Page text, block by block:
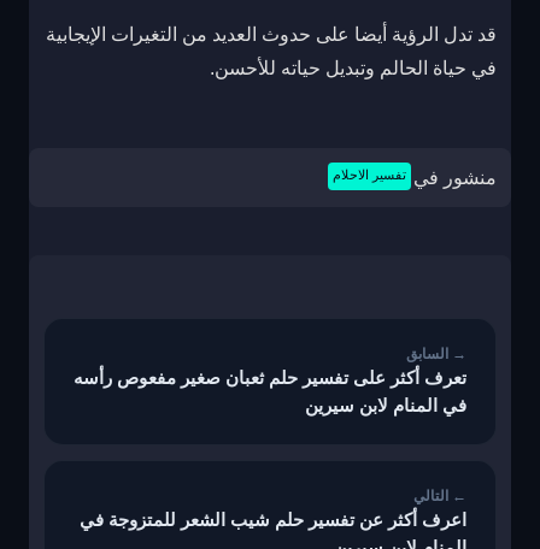
قد تدل الرؤية أيضا على حدوث العديد من التغيرات الإيجابية
في حياة الحالم وتبديل حياته للأحسن.
منشور في تفسير الاحلام
تعرف أكثر على تفسير حلم ثعبان صغير مفعوص رأسه
في المنام لابن سيرين
اعرف أكثر عن تفسير حلم شيب الشعر للمتزوجة في